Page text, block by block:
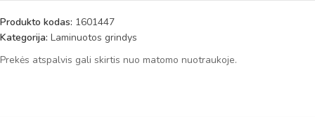
Produkto kodas: 1601447
Kategorija: Laminuotos grindys
Prekės atspalvis gali skirtis nuo matomo nuotraukoje.